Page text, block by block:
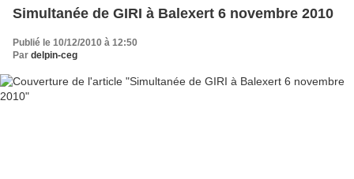
Simultanée de GIRI à Balexert 6 novembre 2010
Publié le 10/12/2010 à 12:50
Par delpin-ceg